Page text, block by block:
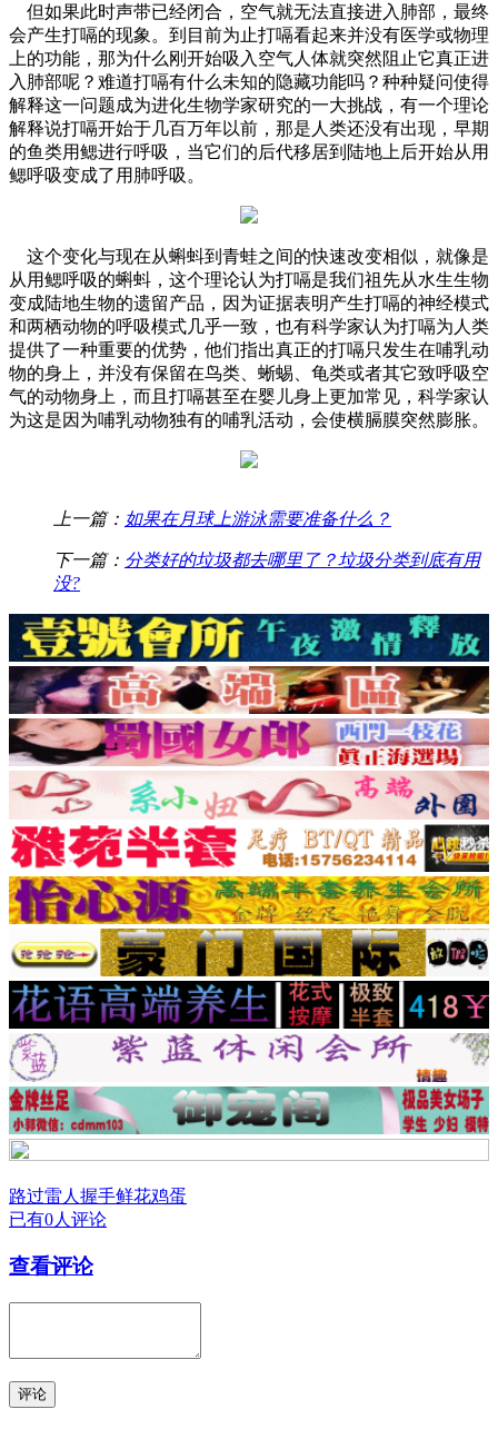
但如果此时声带已经闭合，空气就无法直接进入肺部，最终
会产生打嗝的现象。到目前为止打嗝看起来并没有医学或物理
上的功能，那为什么刚开始吸入空气人体就突然阻止它真正进
入肺部呢？难道打嗝有什么未知的隐藏功能吗？种种疑问使得
解释这一问题成为进化生物学家研究的一大挑战，有一个理论
解释说打嗝开始于几百万年以前，那是人类还没有出现，早期
的鱼类用鳃进行呼吸，当它们的后代移居到陆地上后开始从用
鳃呼吸变成了用肺呼吸。
这个变化与现在从蝌蚪到青蛙之间的快速改变相似，就像是
从用鳃呼吸的蝌蚪，这个理论认为打嗝是我们祖先从水生生物
变成陆地生物的遗留产品，因为证据表明产生打嗝的神经模式
和两栖动物的呼吸模式几乎一致，也有科学家认为打嗝为人类
提供了一种重要的优势，他们指出真正的打嗝只发生在哺乳动
物的身上，并没有保留在鸟类、蜥蜴、龟类或者其它致呼吸空
气的动物身上，而且打嗝甚至在婴儿身上更加常见，科学家认
为这是因为哺乳动物独有的哺乳活动，会使横膈膜突然膨胀。
上一篇： 如果在月球上游泳需要准备什么？
下一篇： 分类好的垃圾都去哪里了？垃圾分类到底有用
没?
路过雷人 握手鲜花鸡蛋
已有0人评论
查看评论
评论